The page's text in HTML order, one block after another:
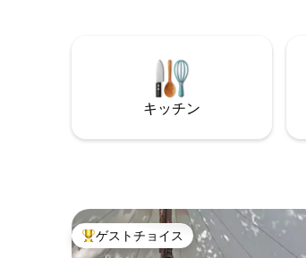
だり、カヤックを持って行ったり、川を
下ったり、小川でマス釣りをしたりでき
する場合がありますのでご留意くださ
キッチン
大好評のゲストチョイスです。
ゲストチョイス